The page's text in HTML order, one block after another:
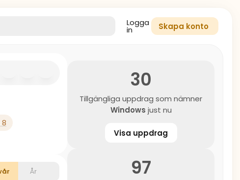
Logga
in Skapa konto
År
30
Tillgängliga uppdrag som nämner
Windows just nu
Visa uppdrag
97